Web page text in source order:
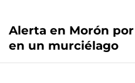
Alerta en Morón
en un murciélago